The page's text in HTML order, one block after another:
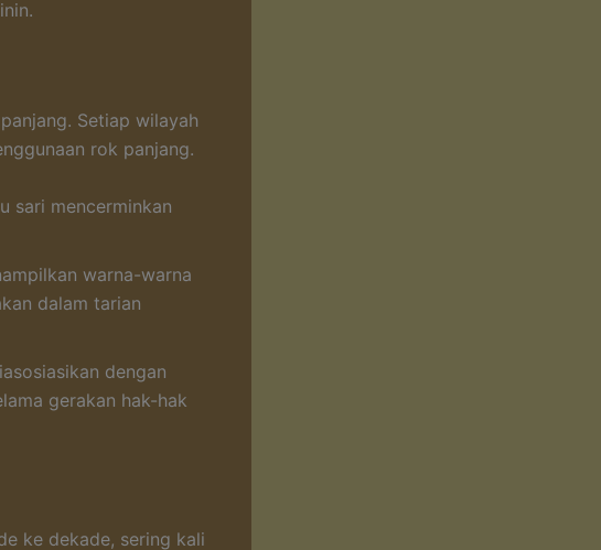
Setiap wilayah
rok panjang.
sari mencerminkan
warna-warna
dalam tarian
dengan
gerakan hak-hak
ke dekade, sering kali